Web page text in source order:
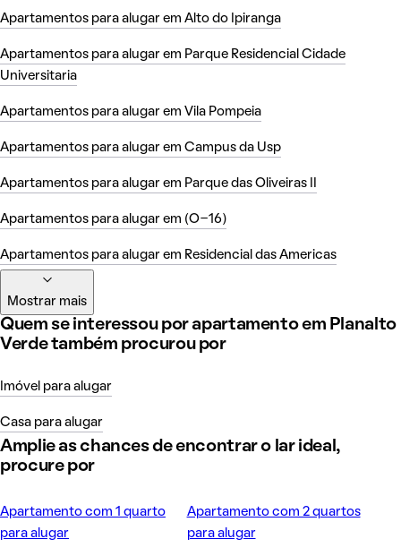
Apartamentos para alugar em Alto do Ipiranga
Apartamentos para alugar em Parque Residencial Cidade
Universitaria
Apartamentos para alugar em Vila Pompeia
Apartamentos para alugar em Campus da Usp
Apartamentos para alugar em Parque das Oliveiras II
Apartamentos para alugar em (O-16)
Apartamentos para alugar em Residencial das Americas
Mostrar mais
Quem se interessou por apartamento em Planalto
Verde também procurou por
Imóvel para alugar
Casa para alugar
Amplie as chances de encontrar o lar ideal,
procure por
Apartamento com 1 quarto
para alugar
Apartamento com 2 quartos
para alugar